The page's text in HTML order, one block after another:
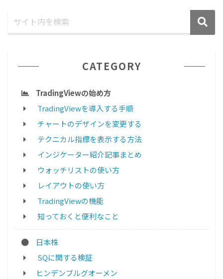
CATEGORY
TradingViewの始め方
TradingViewを導入する手順
チャートのデザインを変更する
テクニカル指標を表示する方法
インジケーター紹介記事まとめ
ウォッチリストの使い方
レイアウトの使い方
TradingViewの機能
知っておくと便利なこと
日本株
SQに関する検証
ヒンデンブルグオーメン